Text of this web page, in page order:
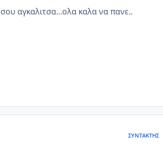
αγκαλιτσα...ολα καλα να πανε..
ΣΥΝΤΆΚΤΗΣ